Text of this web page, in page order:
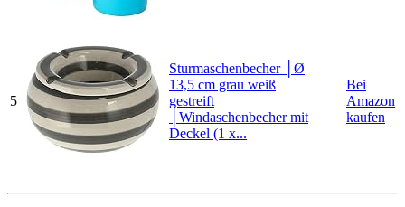
5
Sturmaschenbecher │Ø
13,5 cm grau weiß
gestreift
│Windaschenbecher mit
Deckel (1 x...
Bei
Amazon
kaufen